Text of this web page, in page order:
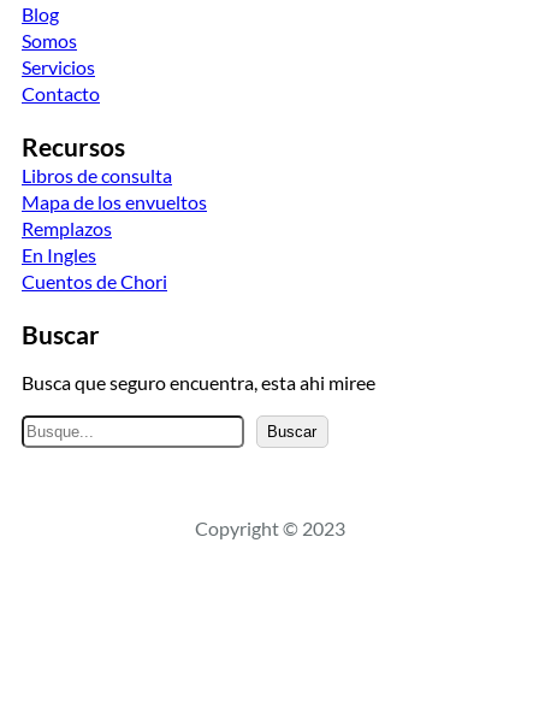
Blog
Somos
Servicios
Contacto
Recursos
Libros de consulta
Mapa de los envueltos
Remplazos
En Ingles
Cuentos de Chori
Buscar
Busca que seguro encuentra, esta ahi miree
B
u
a
Buscar
Copyright © 2023